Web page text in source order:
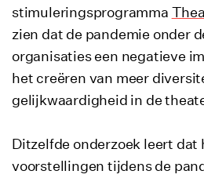
stimuleringsprogramma
zien dat de pandemie onder
organisaties een negatieve
het creëren van meer
gelijkwaardigheid in de
Ditzelfde onderzoek leert dat
voorstellingen tijdens de